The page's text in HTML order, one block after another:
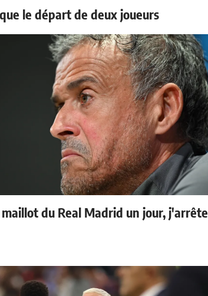
le départ de deux joueurs
du Real Madrid un jour, j'arrête